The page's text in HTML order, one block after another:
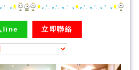
line 立即聯絡